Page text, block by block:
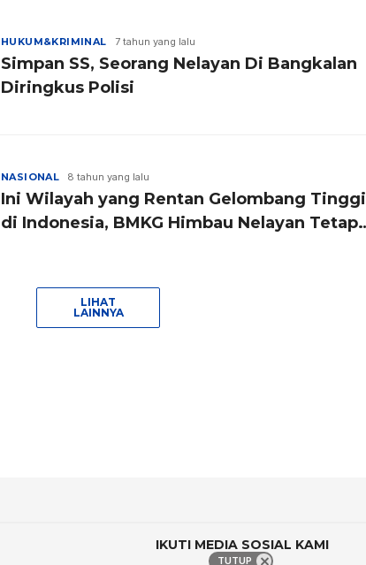
HUKUM&KRIMINAL 7 tahun yang lalu
Simpan SS, Seorang Nelayan Di Bangkalan
Diringkus Polisi
NASIONAL 8 tahun yang lalu
Ini Wilayah yang Rentan Gelombang Tinggi
di Indonesia, BMKG Himbau Nelayan Tetap
LIHAT
LAINNYA
IKUTI MEDIA SOSIAL KAMI
TUTUP